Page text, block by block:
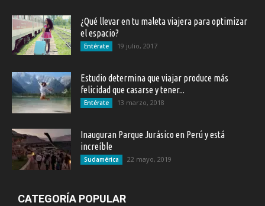
¿Qué llevar en tu maleta viajera para optimizar
el espacio?
Entérate 19 julio, 2017
Estudio determina que viajar produce más
felicidad que casarse y tener...
Entérate 13 marzo, 2018
Inauguran Parque Jurásico en Perú y está
increíble
Sudamérica 22 mayo, 2019
CATEGORÍA POPULAR